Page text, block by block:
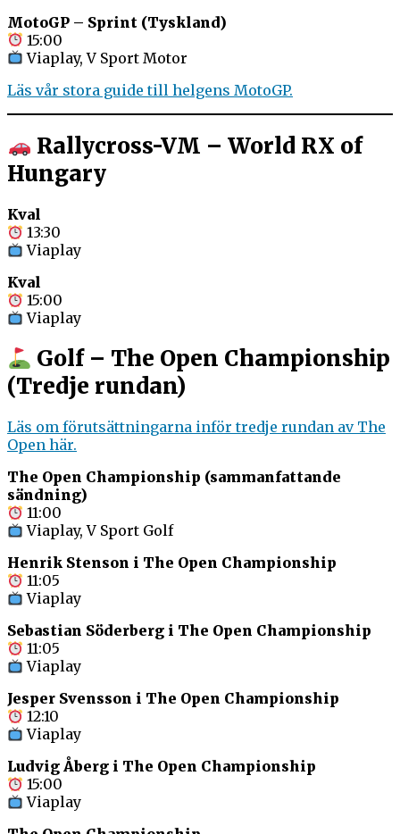
MotoGP – Sprint (Tyskland)
15:00
Viaplay, V Sport Motor
Läs vår stora guide till helgens MotoGP.
Rallycross-VM – World RX of
Hungary
Kval
13:30
Viaplay
Kval
15:00
Viaplay
Golf – The Open Championship
(Tredje rundan)
Läs om förutsättningarna inför tredje rundan av The
Open här.
The Open Championship (sammanfattande
sändning)
11:00
Viaplay, V Sport Golf
Henrik Stenson i The Open Championship
11:05
Viaplay
Sebastian Söderberg i The Open Championship
11:05
Viaplay
Jesper Svensson i The Open Championship
12:10
Viaplay
Ludvig Åberg i The Open Championship
15:00
Viaplay